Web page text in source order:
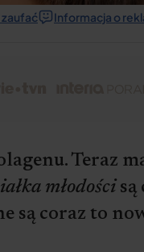
zaufać Informacja o
Teraz
młodościsą
są coraz to